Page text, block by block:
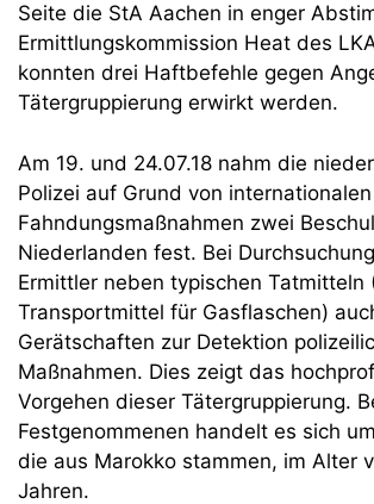
Seite die StA Aachen in enger
Ermittlungskommission Heat des
konnten drei Haftbefehle gegen
Tätergruppierung erwirkt werden.
Am 19. und 24.07.18 nahm die
Polizei auf Grund von internationalen
Fahndungsmaßnahmen zwei
Niederlanden fest. Bei
Ermittler neben typischen Tatmitteln
Transportmittel für Gasflaschen)
Gerätschaften zur Detektion
Maßnahmen. Dies zeigt das
Vorgehen dieser Tätergruppierung.
Festgenommenen handelt es sich
die aus Marokko stammen, im Alter
Jahren.